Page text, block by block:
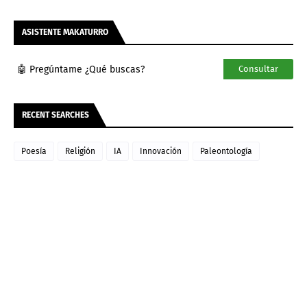
ASISTENTE MAKATURRO
🤖 Pregúntame ¿Qué buscas? Consultar
RECENT SEARCHES
Poesía Religión IA Innovación Paleontología